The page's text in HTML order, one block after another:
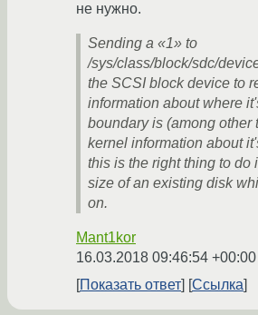
не нужно.
Sending a «1» to
/sys/class/block/sdc/
the SCSI block device to
information about where
boundary is (among other
kernel information about
this is the right thing to do
size of an existing disk
on.
Mant1kor
16.03.2018 09:46:54 +00:00
Показать ответ Ссылка